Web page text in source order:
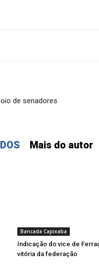
de senadores
Mais do autor
Bancada Capixaba
Indicação do vice de
vitória da federação